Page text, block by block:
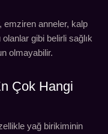
emziren anneler, kalp
gibi belirli sağlık
olmayabilir.
Çok Hangi
yağ birikiminin